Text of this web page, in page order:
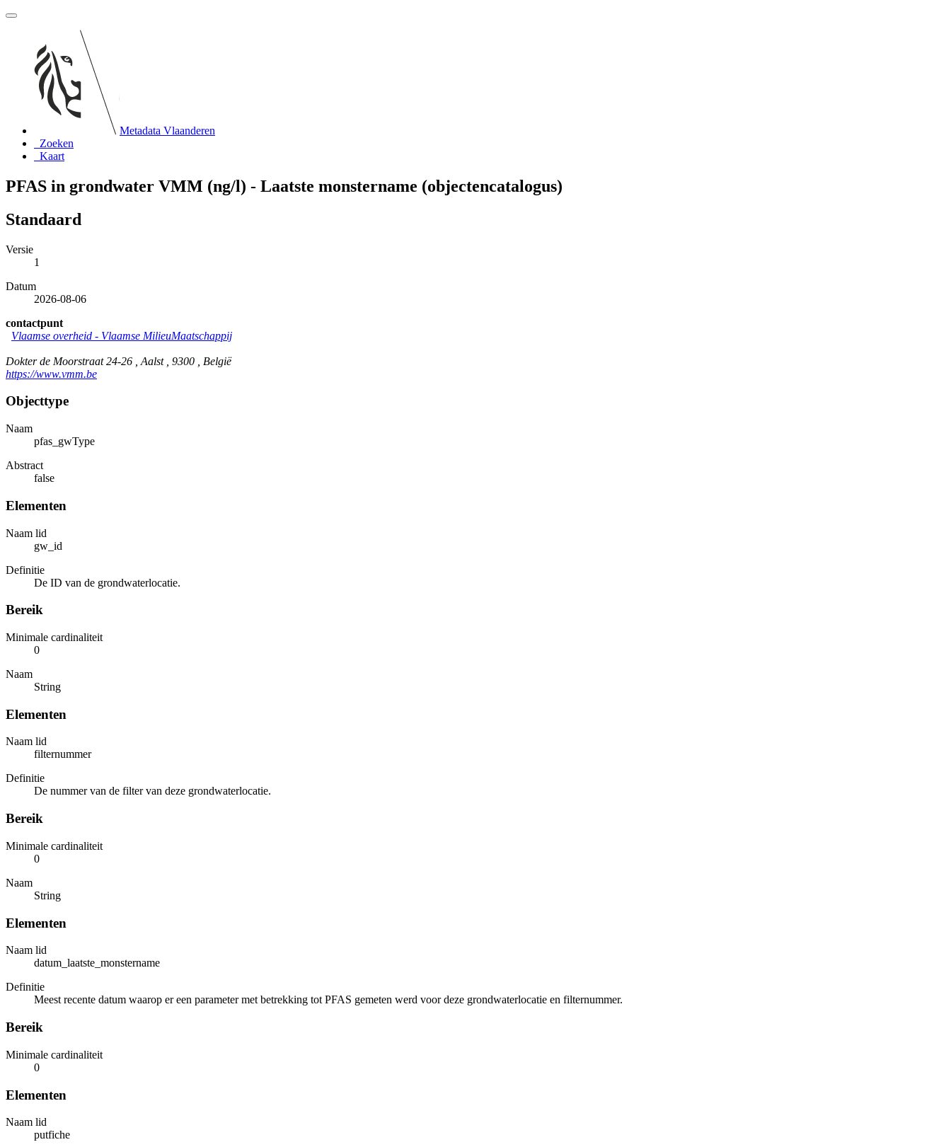
Metadata Vlaanderen
Zoeken
Kaart
PFAS in grondwater VMM (ng/l) - Laatste monstername (objectencatalogus)
Standaard
Versie
1
Datum
2026-08-06
contactpunt
Vlaamse overheid - Vlaamse MilieuMaatschappij
Dokter de Moorstraat 24-26 , Aalst , 9300 , België
https://www.vmm.be
Objecttype
Naam
pfas_gwType
Abstract
false
Elementen
Naam lid
gw_id
Definitie
De ID van de grondwaterlocatie.
Bereik
Minimale cardinaliteit
0
Naam
String
Elementen
Naam lid
filternummer
Definitie
De nummer van de filter van deze grondwaterlocatie.
Bereik
Minimale cardinaliteit
0
Naam
String
Elementen
Naam lid
datum_laatste_monstername
Definitie
Meest recente datum waarop er een parameter met betrekking tot PFAS gemeten werd voor deze grondwaterlocatie en filternummer.
Bereik
Minimale cardinaliteit
0
Elementen
Naam lid
putfiche